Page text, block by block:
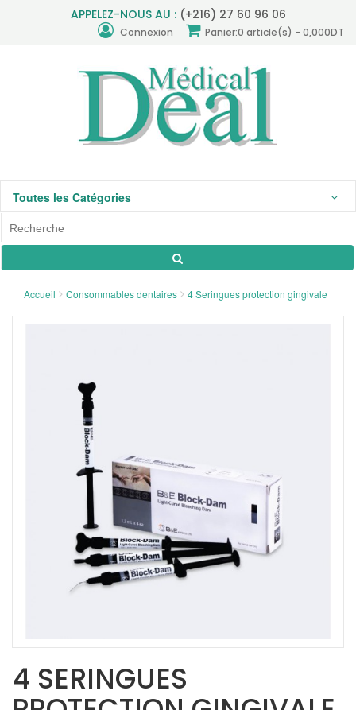
APPELEZ-NOUS AU : (+216) 27 60 96 06
Connexion Panier:0 article(s) - 0,000DT
Toutes les Catégories
Accueil Consommables dentaires 4 Seringues protection gingivale
4 SERINGUES